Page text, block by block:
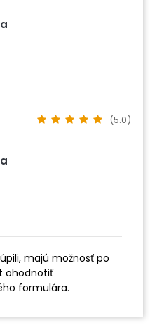
(5.0)
majú možnosť po
ohodnotiť
formulára.